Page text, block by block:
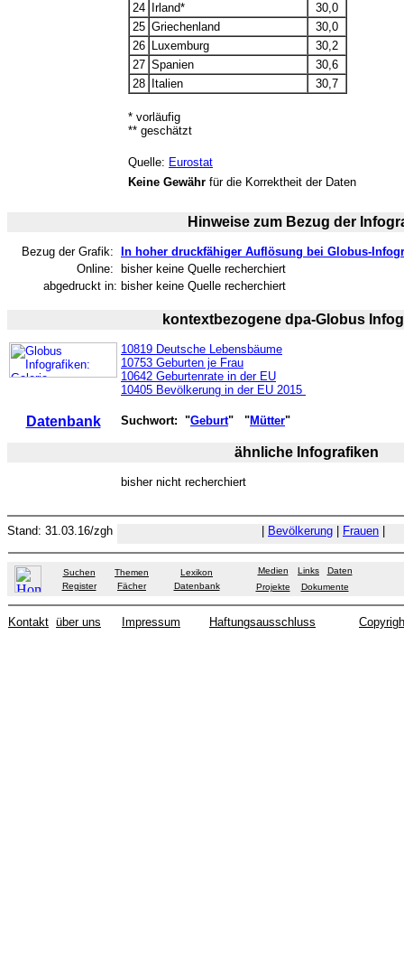
24
Irland*
30,0
25 Griechenland
30,0
26 Luxemburg
30,2
27 Spanien
30,6
28
Italien 30,7
* vorläufig
** geschätzt
Quelle: Eurostat
Keine Gewähr für die Korrektheit der Daten
Hinweise zum Bezug der
Bezug der Grafik:
In hoher druckfähiger Auflösung bei Globus-
Online:
bisher keine Quelle recherchiert
abgedruckt in: bisher keine Quelle recherchiert
kontextbezogene dpa-Globus
10819 Deutsche Lebensbäume
10753 Geburten je Frau
10642 Geburtenrate in der EU
10405 Bevölkerung in der EU 2015
Datenbank Suchwort: "Geburt" "Mütter"
ähnliche Infografiken
bisher nicht recherchiert
Stand: 31.03.16/zgh Bevölkerung Frauen
Suchen Themen
Lexikon
Register
Fächer Datenbank
Medien Links
Daten
Projekte
Dokumente
Kontakt über uns Impressum Haftungsausschluss